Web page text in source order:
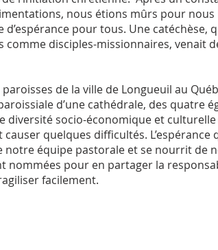
nous étions mûrs pour
pour tous. Une catéchèse,
disciples-missionnaires, venait
de la ville de Longueuil au
d’une cathédrale, des quatre
socio-économique et
quelques difficultés.
notre équipe pastorale et se nourrit de
nommées pour en partager la
facilement.